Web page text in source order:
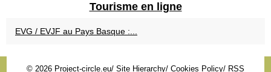
Tourisme en ligne
EVG / EVJF au Pays Basque :...
© 2026 Project-circle.eu/ Site Hierarchy/ Cookies Policy/ RSS